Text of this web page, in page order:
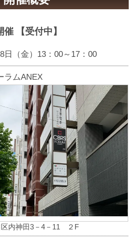
催 【受付中】
日（金）13：00～17：00
ラムANEX
区内神田3－4－11 ２F